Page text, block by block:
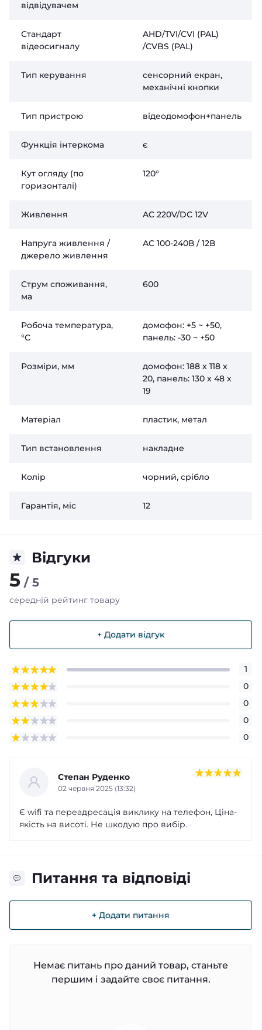
відвідувачем
Стандарт
відеосигналу
AHD/TVI/CVI (PAL)
/CVBS (PAL)
Тип керування
сенсорний екран,
механічні кнопки
Тип пристрою відеодомофон+панель
Функція інтеркома є
Кут огляду (по
горизонталі)
120°
Живлення AC 220V/DC 12V
Напруга живлення /
джерело живлення
AC 100-240В / 12В
Струм споживання,
ма
600
Робоча температура,
°C
домофон: +5 ~ +50,
панель: -30 ~ +50
Розміри, мм
домофон: 188 х 118 х
20, панель: 130 х 48 х
19
Матеріал пластик, метал
Тип встановлення накладне
Колір чорний, срібло
Гарантія, міс 12
Відгуки
5 / 5
середній рейтинг товару
+ Додати відгук
1
0
0
0
0
Степан Руденко
02 червня 2025 (13:32)
Є wifi та переадресація виклику на телефон, Ціна-
якість на висоті. Не шкодую про вибір.
Питання та відповіді
+ Додати питання
Немає питань про даний товар, станьте
першим і задайте своє питання.